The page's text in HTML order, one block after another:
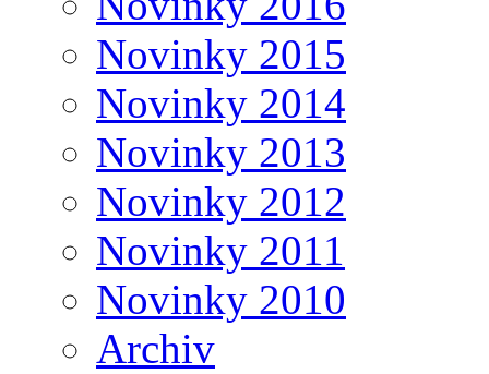
Novinky 2015
Novinky 2014
Novinky 2013
Novinky 2012
Novinky 2011
Novinky 2010
Archiv